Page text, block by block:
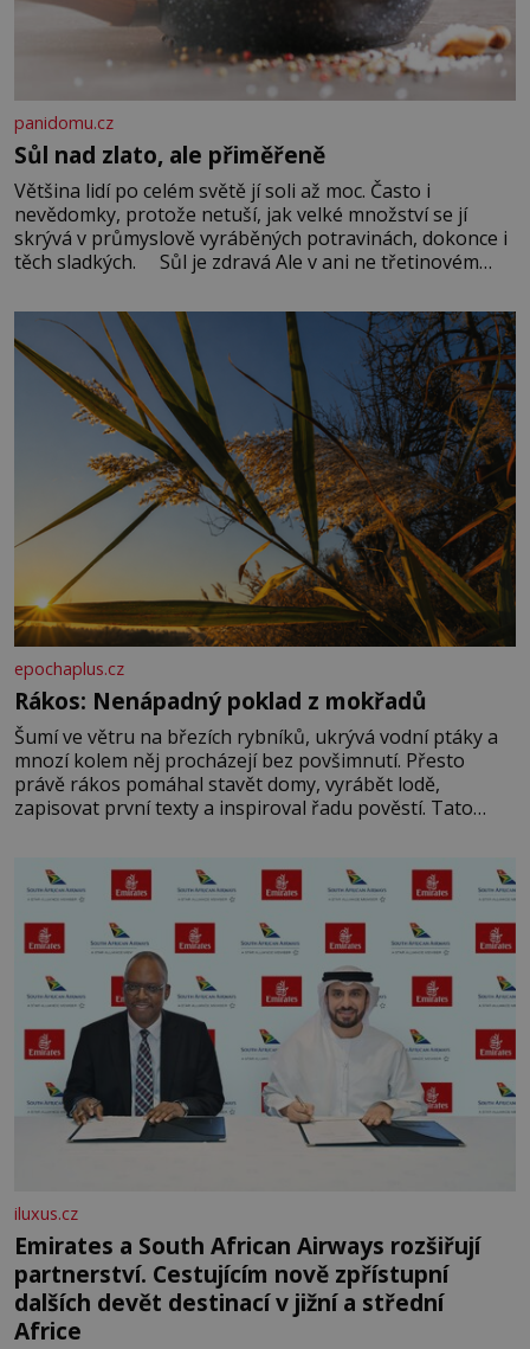
panidomu.cz
Sůl nad zlato, ale přiměřeně
Většina lidí po celém světě jí soli až moc. Často i
nevědomky, protože netuší, jak velké množství se jí
skrývá v průmyslově vyráběných potravinách, dokonce i
těch sladkých. Sůl je zdravá Ale v ani ne třetinovém
základní složky– sodík a chlór – jsou zásadní pro
správné hospodaření
epochaplus.cz
Rákos: Nenápadný poklad z mokřadů
Šumí ve větru na březích rybníků, ukrývá vodní ptáky a
mnozí kolem něj procházejí bez povšimnutí. Přesto
právě rákos pomáhal stavět domy, vyrábět lodě,
zapisovat první texty a inspiroval řadu pověstí. Tato
letního koupání. Stačí se však podívat
iluxus.cz
Emirates a South African Airways rozšiřují
partnerství. Cestujícím nově zpřístupní
dalších devět destinací v jižní a střední
Africe